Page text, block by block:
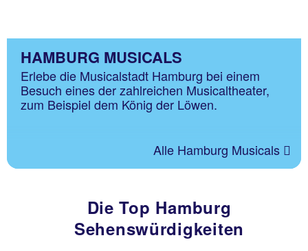
HAMBURG MUSICALS
Erlebe die Musicalstadt Hamburg bei einem
Besuch eines der zahlreichen Musicaltheater,
zum Beispiel dem König der Löwen.
Alle Hamburg Musicals
Die Top Hamburg
Sehenswürdigkeiten